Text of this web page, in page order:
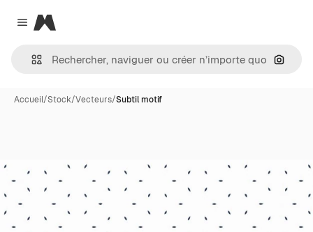
Close menu
Magnific
Accueil/Stock/Vecteurs/Subtil motif